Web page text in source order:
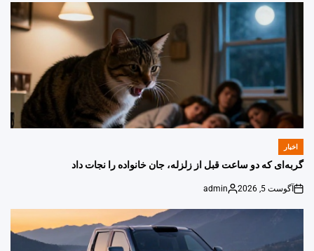
POSTED
IN
اخبار
گربه‌ای که دو ساعت قبل از زلزله، جان خانواده را نجات داد
on
آگوست 5, 2026
Posted
admin